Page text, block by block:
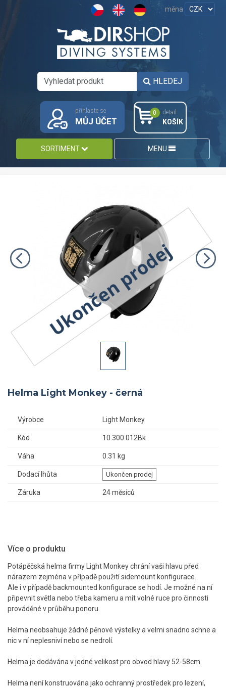
měna
HLEDEJ
přihlaste se
MŮJ ÚČET
0 detail
KOŠÍK
SORTIMENT MENU
Helma Light Monkey - černá
Výrobce Light Monkey
Kód 10.300.012Bk
Váha 0.31 kg
Dodací lhůta Ukončen prodej
Záruka 24 měsíců
Více o produktu
Potápěčská helma firmy Light Monkey chrání vaši hlavu před
nárazem zejména v případě použití sidemount konfigurace.
Ale i v případě backmounted konfigurace se hodí. Je možné na ní
připevnit světla nebo třeba kameru a mít volné ruce pro činnosti
prováděné v průběhu ponoru.
Helma neobsahuje žádné pěnové výstelky a velmi snadno schne a
nic v ní neplesniví nebo se nedrolí.
Helma je dodávána v jedné velikost pro obvod hlavy 52-58cm.
Helma není konstruována jako ochranný prostředek pro lezení,